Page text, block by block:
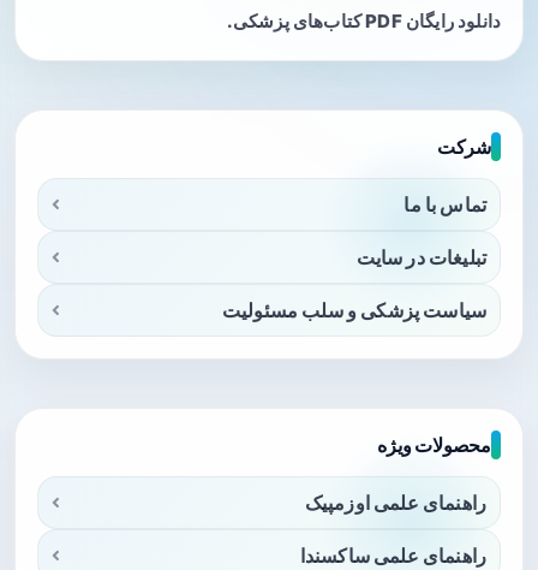
دانلود رایگان PDF کتاب‌های پزشکی.
شرکت
تماس با ما
تبلیغات در سایت
سیاست پزشکی و سلب مسئولیت
محصولات ویژه
راهنمای علمی اوزمپیک
راهنمای علمی ساکسندا